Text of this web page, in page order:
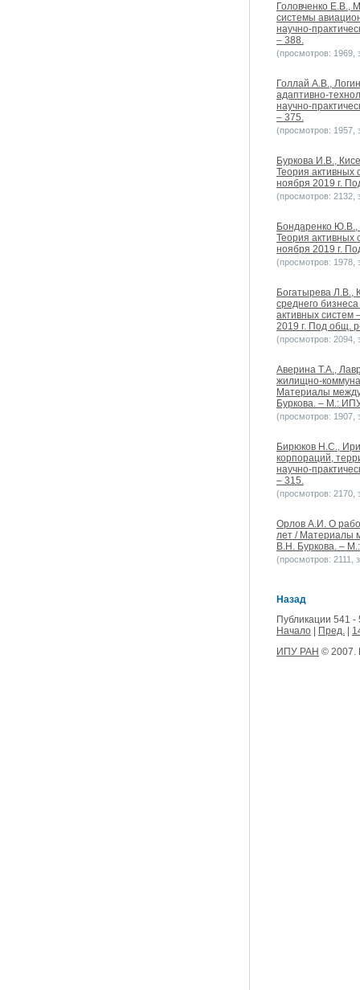
Головченко Е.В.,
системы
научно-
– 388.
(просмотров: 1969,
Голлай А.В.,
адаптивно-
научно-
– 375.
(просмотров: 1957,
Буркова И.В.,
Теория активных
ноября 2019 г.
(просмотров: 2132,
Бондаренко Ю.В.,
Теория активных
ноября 2019 г.
(просмотров: 1978,
Богатырева Л.В.,
среднего
активных систем
2019 г. Под общ.
(просмотров: 2094,
Аверина Т.А.,
жилищно-
Материалы
Буркова. – М.:
(просмотров: 1907,
Бирюков Н.С.,
корпораций,
научно-
– 315.
(просмотров: 2170,
Орлов А.И. О
лет / Материалы
В.Н. Буркова. –
(просмотров: 2111,
Назад
Публикации 541 -
Начало
Пред.
ИПУ РАН © 2007.